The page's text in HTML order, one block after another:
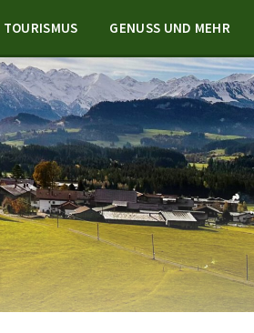
TOURISMUS GENUSS UND MEHR